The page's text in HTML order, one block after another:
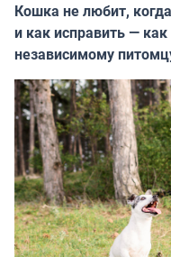
Кошка не любит,
и как исправить —
независимому